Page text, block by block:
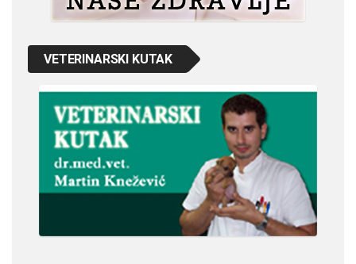
VETERINARSKI KUTAK